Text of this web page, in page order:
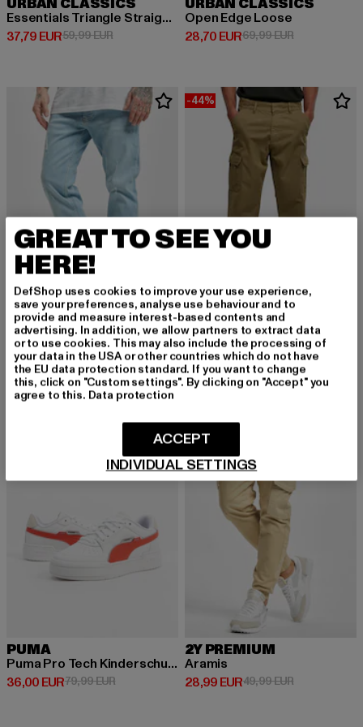
URBAN CLASSICS
Essentials Triangle Straight Fit Jeans Mid
37,79 EUR
Derzeitiger Preis: 37,79 EUR
59,99 EURAktionspreis: 59,99 EUR
URBAN CLASSICS
Open Edge Loose
28,70 EUR
Derzeitiger Preis: 28,70 EUR
69,99 EURAktionspreis:
2Y PREMIUM
Cambridge
37,99 EUR
Derzeitiger Preis: 37,99 EUR
-44%
URBAN CLASSICS
Straight Leg
27,99 EUR
Derzeitiger Preis: 27,99 EUR
49,99 EUR Aktionspreis:
PUMA
Puma Pro Tech Kinderschuhe
36,00 EUR
Derzeitiger Preis: 36,00 EUR
79,99 EURAktionspreis: 79,99 EUR
-42%
2Y PREMIUM
Aramis
28,99 EUR
Derzeitiger Preis: 28,99 EUR
49,99 EURAktionspreis:
GREAT TO SEE YOU
HERE!
DefShop uses cookies to improve your use experience,
save your preferences, analyse use behaviour and to
provide and measure interest-based contents and
advertising. In addition, we allow partners to extract data
or to use cookies. This may also include the processing of
your data in the USA or other countries which do not have
the EU data protection standard. If you want to change
this, click on "Custom settings". By clicking on "Accept" you
agree to this. Data protection
INDIVIDUAL SETTINGS
ACCEPT